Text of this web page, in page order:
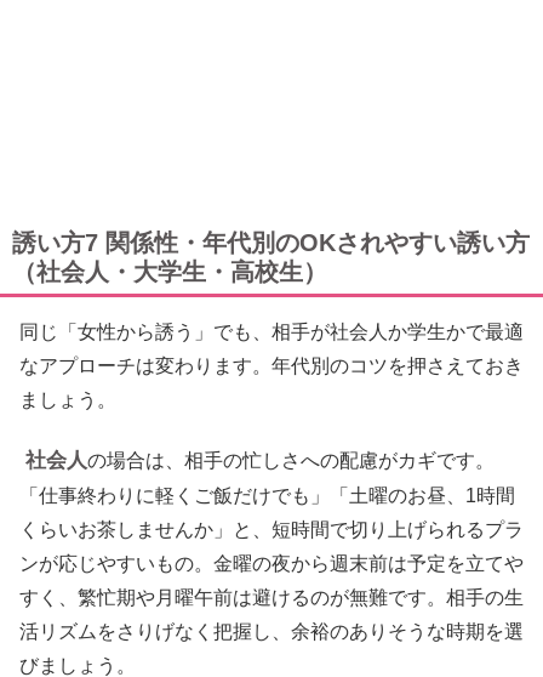
誘い方7 関係性・年代別のOKされやすい誘い方
（社会人・大学生・高校生）
同じ「女性から誘う」でも、相手が社会人か学生かで最適
なアプローチは変わります。年代別のコツを押さえておき
ましょう。
社会人の場合は、相手の忙しさへの配慮がカギです。
「仕事終わりに軽くご飯だけでも」「土曜のお昼、1時間
くらいお茶しませんか」と、短時間で切り上げられるプラ
ンが応じやすいもの。金曜の夜から週末前は予定を立てや
すく、繁忙期や月曜午前は避けるのが無難です。相手の生
活リズムをさりげなく把握し、余裕のありそうな時期を選
びましょう。